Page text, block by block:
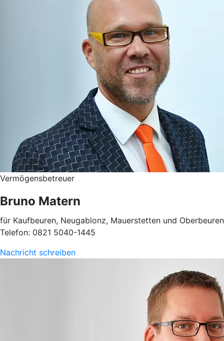
Vermögensbetreuer
Bruno Matern
für Kaufbeuren, Neugablonz, Mauerstetten und Oberbeuren
Telefon: 0821 5040-1445
Nachricht schreiben